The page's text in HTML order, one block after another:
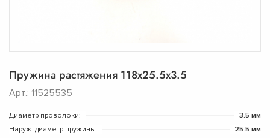
Пружина растяжения 118х25.5х3.5
Арт.: 11525535
Диаметр проволоки:
3.5 мм
Наруж. диаметр пружины:
25.5 мм